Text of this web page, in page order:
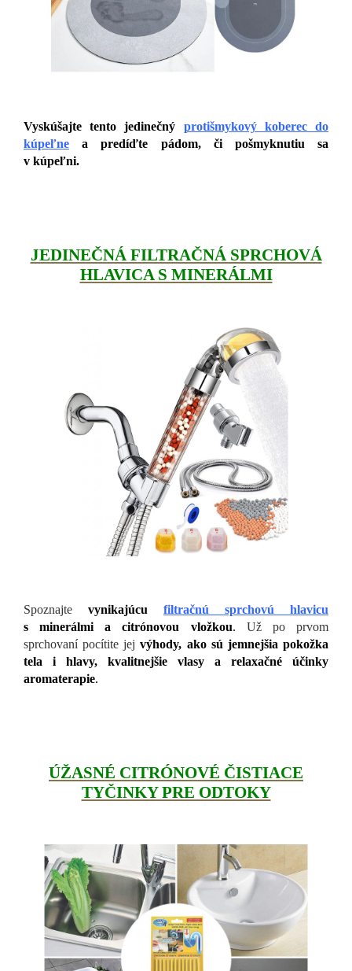
Vyskúšajte tento jedinečný protišmykový koberec do
kúpeľne a predíďte pádom, či pošmyknutiu sa
v kúpeľni.
JEDINEČNÁ FILTRAČNÁ SPRCHOVÁ
HLAVICA S MINERÁLMI
Spoznajte vynikajúcu
filtračnú sprchovú hlavicu
s minerálmi a citrónovou vložkou. Už po prvom
sprchovaní pocítite jejvýhody, ako sú jemnejšia pokožka
tela i hlavy, kvalitnejšie vlasy a relaxačné účinky
aromaterapie.
ÚŽASNÉ CITRÓNOVÉ ČISTIACE
TYČINKY PRE ODTOKY